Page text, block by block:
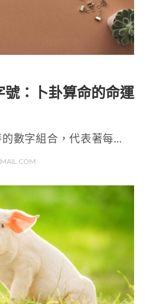
：卜卦算命的命運
數字組合，代表著每…